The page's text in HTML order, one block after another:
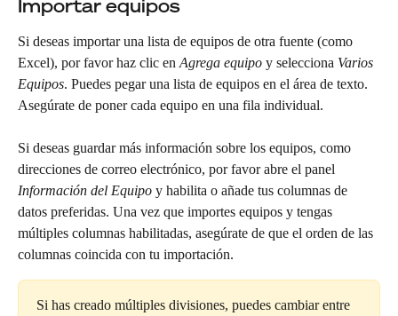
Importar equipos
Si deseas importar una lista de equipos de otra fuente (como
Excel), por favor haz clic en Agrega equipo y selecciona Varios
Equipos. Puedes pegar una lista de equipos en el área de texto.
Asegúrate de poner cada equipo en una fila individual.
Si deseas guardar más información sobre los equipos, como
direcciones de correo electrónico, por favor abre el panel
Información del Equipo y habilita o añade tus columnas de
datos preferidas. Una vez que importes equipos y tengas
múltiples columnas habilitadas, asegúrate de que el orden de las
columnas coincida con tu importación.
Si has creado múltiples divisiones, puedes cambiar entre